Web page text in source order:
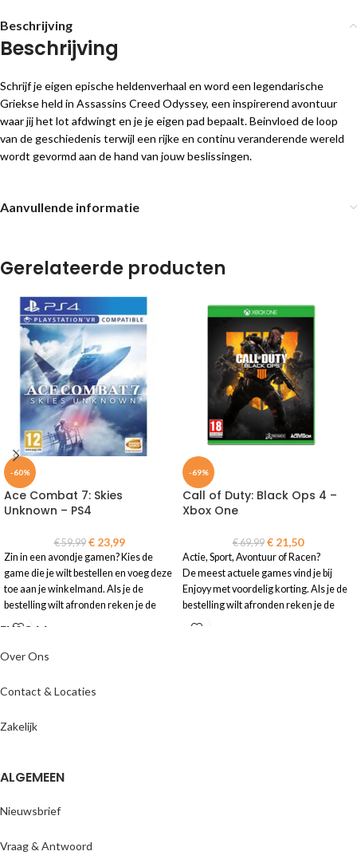
Beschrijving
Beschrijving
Schrijf je eigen epische heldenverhaal en word een legendarische
Griekse held in Assassins Creed Odyssey, een inspirerend avontuur
waar jij het lot afdwingt en je je eigen pad bepaalt. Beinvloed de loop
van de geschiedenis terwijl een rijke en continu veranderende wereld
wordt gevormd aan de hand van jouw beslissingen.
Aanvullende informatie
Gerelateerde producten
-60%
Ace Combat 7: Skies
Unknown – PS4
€59,99 €23,99
Zin in een avondje gamen? Kies de
game die je wilt bestellen en voeg deze
toe aan je winkelmand. Als je de
bestelling wilt afronden reken je de
game eenvoudig en veilig af in de
bank. Je ontvangt je bestelling binnen 1
-69%
Call of Duty: Black Ops 4 –
Xbox One
€69,99 €21,50
Actie, Sport, Avontuur of Racen?
De meest actuele games vind je bij
Enjoyy met voordelig korting. Als je de
bestelling wilt afronden reken je de
game eenvoudig en veilig af in de
ENJOYY
Over Ons
Contact & Locaties
Zakelijk
ALGEMEEN
Nieuwsbrief
Vraag & Antwoord